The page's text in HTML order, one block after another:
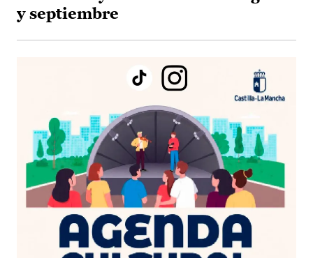
y septiembre